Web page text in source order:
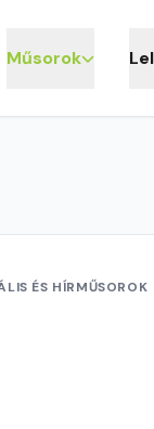
Műsorok
ÉS HÍRMŰSOROK